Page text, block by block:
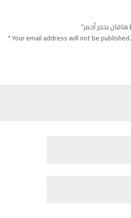
بحجر أحمر”
Your email address will not be published.
*